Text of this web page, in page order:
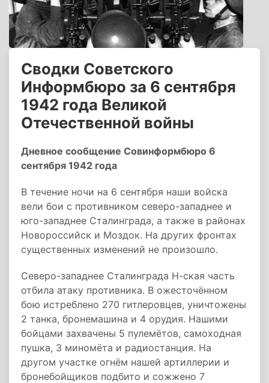
Сводки Советского
Информбюро за 6 сентября
1942 года Великой
Отечественной войны
Дневное сообщение Совинформбюро 6
сентября 1942 года
В течение ночи на 6 сентября наши войска
вели бои с противником северо-западнее и
юго-западнее Сталинграда, а также в районах
Новороссийск и Моздок. На других фронтах
существенных изменений не произошло.
Северо-западнее Сталинграда Н-ская часть
отбила атаку противника. В ожесточённом
бою истреблено 270 гитлеровцев, уничтожены
2 танка, бронемашина и 4 орудия. Нашими
бойцами захвачены 5 пулемётов, самоходная
пушка, 3 миномёта и радиостанция. На
другом участке огнём нашей артиллерии и
бронебойщиков подбито и сожжено 7